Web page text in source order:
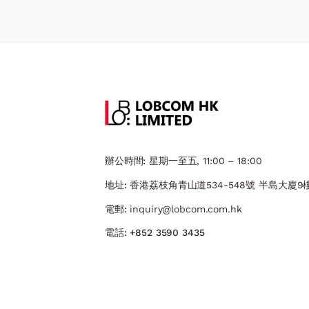
辦公時間: 星期一至五, 11:00 – 18:00
地址: 香港荔枝角青山道534-548號 ​半島大廈9
電郵: inquiry@lobcom.com.hk
電話:+852 3590 3435